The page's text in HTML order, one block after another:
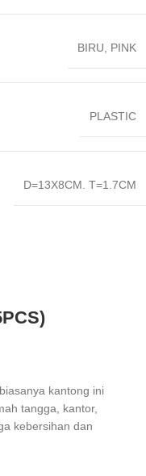
BIRU PINK
PLASTIC
D=13X8CM. T=1.7CM
kantong ini
tangga, kantor,
kebersihan dan